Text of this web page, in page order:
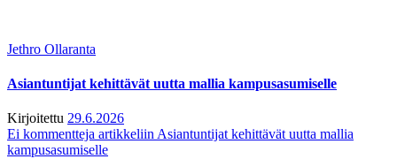
Jethro Ollaranta
Asiantuntijat kehittävät uutta mallia kampusasumiselle
Kirjoitettu 29.6.2026
Ei kommentteja artikkeliin Asiantuntijat kehittävät uutta mallia
kampusasumiselle